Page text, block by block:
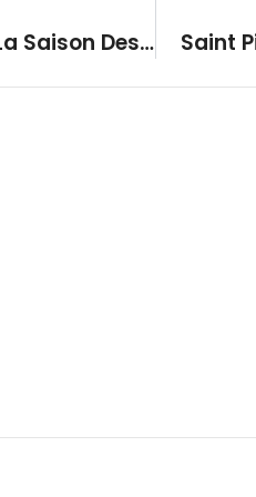
Le Nez Au Vent, Ouverture De La Saison Des Rencontres En Grande Lande À Onesse-Laharie Saint